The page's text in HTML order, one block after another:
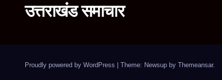
उत्तराखंड समाचार
Proudly powered by WordPress Theme: Newsup by Themeansar.